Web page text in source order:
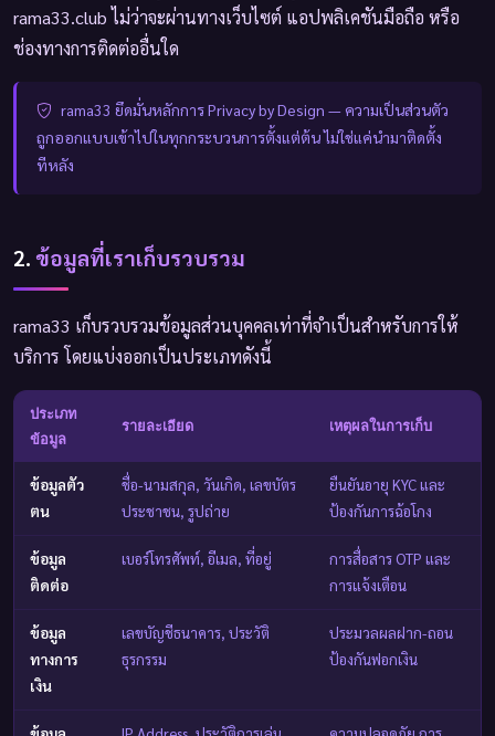
rama33.club ไม่ว่าจะผ่านทางเว็บไซต์ แอปพลิเคชันมือถือ หรือ
ช่องทางการติดต่ออื่นใด
rama33 ยึดมั่นหลักการ Privacy by Design — ความเป็นส่วนตัว
ถูกออกแบบเข้าไปในทุกกระบวนการตั้งแต่ต้น ไม่ใช่แค่นำมาติดตั้ง
ทีหลัง
2. ข้อมูลที่เราเก็บรวบรวม
rama33 เก็บรวบรวมข้อมูลส่วนบุคคลเท่าที่จำเป็นสำหรับการให้
บริการ โดยแบ่งออกเป็นประเภทดังนี้
ประเภท
ข้อมูล
รายละเอียด เหตุผลในการเก็บ
ข้อมูลตัว
ตน
ชื่อ-นามสกุล, วันเกิด, เลขบัตร
ประชาชน, รูปถ่าย
ยืนยันอายุ KYC และ
ป้องกันการฉ้อโกง
ข้อมูล
ติดต่อ
เบอร์โทรศัพท์, อีเมล, ที่อยู่
การสื่อสาร OTP และ
การแจ้งเตือน
ข้อมูล
ทางการ
เงิน
เลขบัญชีธนาคาร, ประวัติ
ธุรกรรม
ประมวลผลฝาก-ถอน
ป้องกันฟอกเงิน